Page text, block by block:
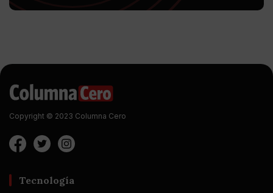
Copyright © 2023 Columna Cero
Tecnología